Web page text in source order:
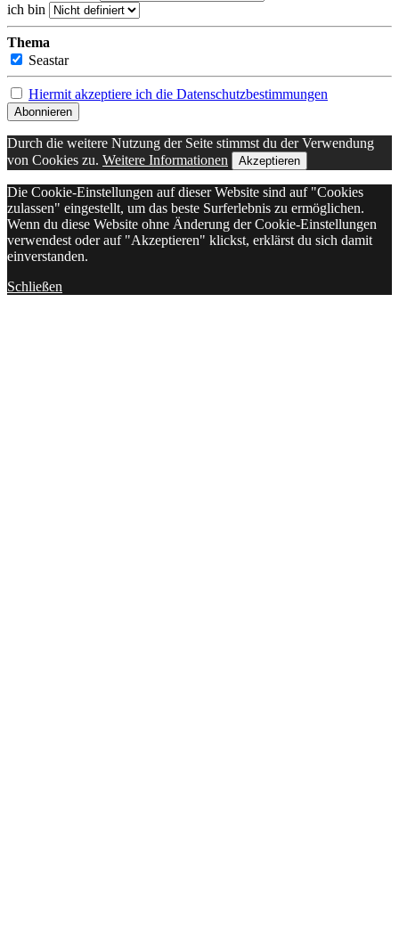
ich bin
Thema
Seastar
Hiermit akzeptiere ich die Datenschutzbestimmungen
Durch die weitere Nutzung der Seite stimmst du der Verwendung
von Cookies zu. Weitere Informationen Akzeptieren
Die Cookie-Einstellungen auf dieser Website sind auf "Cookies
zulassen" eingestellt, um das beste Surferlebnis zu ermöglichen.
Wenn du diese Website ohne Änderung der Cookie-Einstellungen
verwendest oder auf "Akzeptieren" klickst, erklärst du sich damit
einverstanden.
Schließen